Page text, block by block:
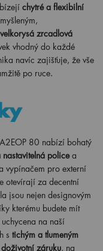
chytré a flexibilní
velkorysá zrcadlová
vhodný do každé
navíc zajišťuje, že vše
po ruce.
80 nabízí bohatý
nastavitelná policea
vypínačem pro externí
otevírají za decentní
jsou nejen designovým
kterému budete mít
na naší
s tichým a tlumeným
doživotní záruku, na